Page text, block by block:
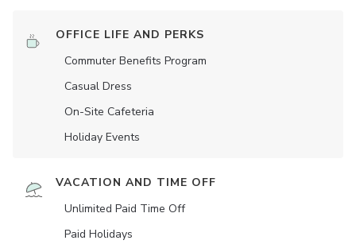
OFFICE LIFE AND PERKS
Commuter Benefits Program
Casual Dress
On-Site Cafeteria
Holiday Events
VACATION AND TIME OFF
Unlimited Paid Time Off
Paid Holidays